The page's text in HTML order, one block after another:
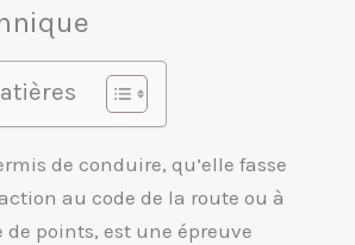
de conduire, qu’elle fasse
au code de la route ou à
points, est une épreuve